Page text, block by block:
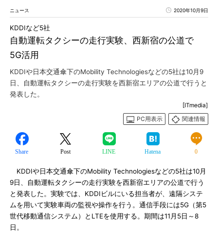
ニュース 2020年10月9日
自動運転タクシーの走行実験、西新宿の公道で
5G活用
KDDIなど5社
KDDIや日本交通傘下のMobility Technologiesなどの5社は10月9
日、自動運転タクシーの走行実験を西新宿エリアの公道で行うと
発表した。
[ITmedia]
PC用表示
関連情報
Share Post LINE Hatena 0
KDDIや日本交通傘下のMobility Technologiesなどの5社は10月
9日、自動運転タクシーの走行実験を西新宿エリアの公道で行う
と発表した。実験では、KDDIビルにいる担当者が、遠隔システ
ムを用いて実験車両の監視や操作を行う。通信手段には5G（第5
世代移動通信システム）とLTEを使用する。期間は11月5日～8
日。